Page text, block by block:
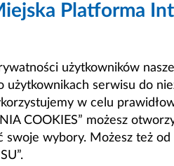
Platforma
użytkowników
użytkownikach serwisu do
w celu
COOKIES” możesz
swoje wybory. Możesz też od